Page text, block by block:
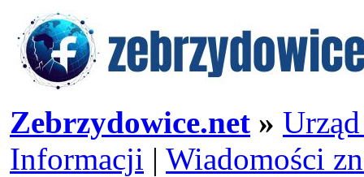
Zebrzydowice.net »
Informacji | Wiadomości